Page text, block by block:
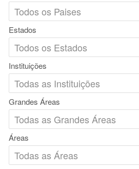
Estados
Instituições
Grandes Áreas
Áreas